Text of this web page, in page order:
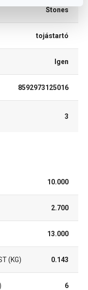
Stones
tojástartó
Igen
8592973125016
3
10.000
2.700
13.000
(KG) 0.143
6